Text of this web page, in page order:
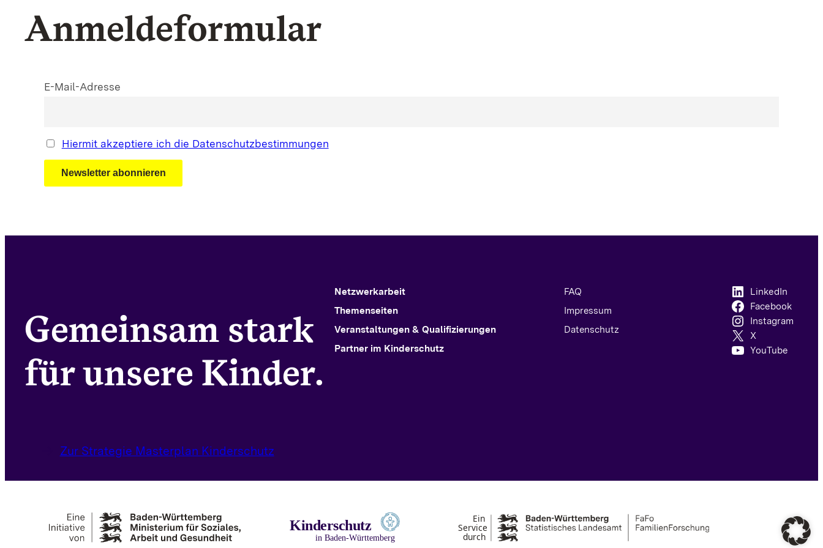
Anmeldeformular
E-Mail-Adresse
Hiermit akzeptiere ich die Datenschutzbestimmungen
Gemeinsam stark
für unsere Kinder.
Zur Strategie Masterplan Kinderschutz
Netzwerkarbeit
Themenseiten
Veranstaltungen & Qualifizierungen
Partner im Kinderschutz
FAQ
Impressum
Datenschutz
LinkedIn
Facebook
Instagram
X
YouTube
Schutzkonzepte